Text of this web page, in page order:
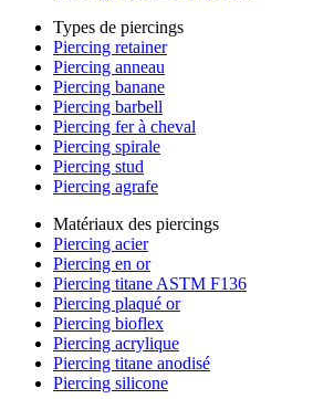
Types de piercings
Piercing retainer
Piercing anneau
Piercing banane
Piercing barbell
Piercing fer à cheval
Piercing spirale
Piercing stud
Piercing agrafe
Matériaux des piercings
Piercing acier
Piercing en or
Piercing titane ASTM F136
Piercing plaqué or
Piercing bioflex
Piercing acrylique
Piercing titane anodisé
Piercing silicone